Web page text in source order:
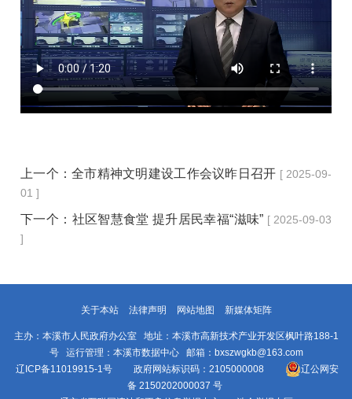
上一个：全市精神文明建设工作会议昨日召开 [ 2025-09-
01 ]
下一个： 社区智慧食堂 提升居民幸福“滋味” [ 2025-09-03
]
关于本站 法律声明 网站地图 新媒体矩阵
主办：本溪市人民政府办公室 地址：本溪市高新技术产业开发区枫叶路188-1
号 运行管理：本溪市数据中心 邮箱：bxszwgkb@163.com
辽ICP备11019915-1号 政府网站标识码：2105000008
辽公网安
备 2150202000037 号